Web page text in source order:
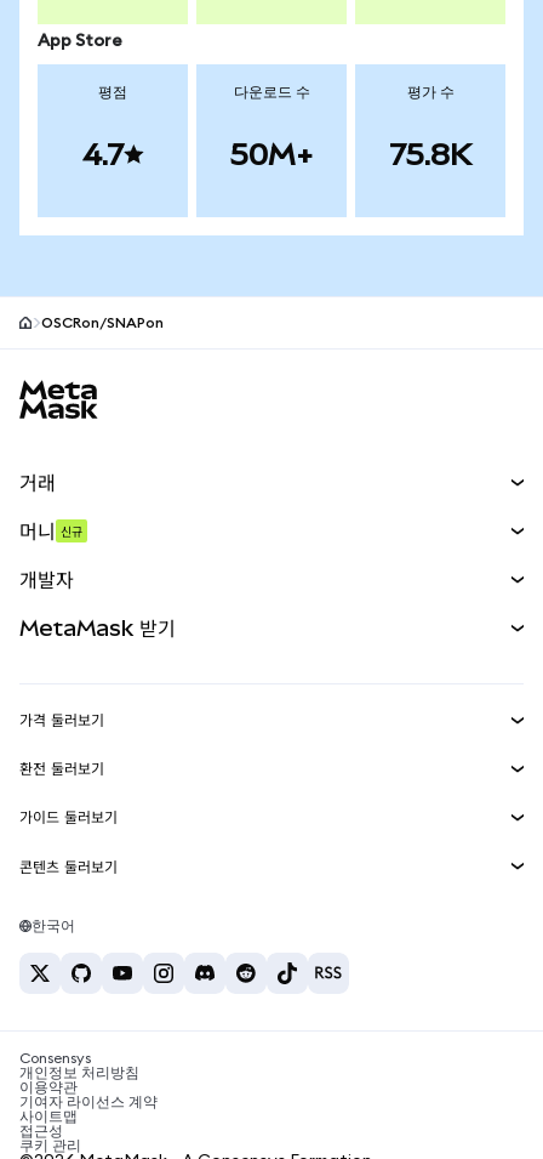
App Store
평점
4.7
다운로드 수
50M+
평가 수
75.8K
OSCRon/SNAPon
거래
무기한 선물
실물자산
머니 신규
개발자
MetaMask Connect
Snaps
웹3 서비스
MetaMask 받기
보안
고객 지원
채용
가격 둘러보기
이더리움 가격
솔라나 가격
테더 가격
환전 둘러보기
ETH를 USD로 환전
USDT를 INR로 환전
BTC를 INR로 환전
ETH를 USDT로 환전
가이드 둘러보기
ETH 매수
USDT 매수
SHIB 매수
BNB 매수
콘텐츠 둘러보기
솔라나 지갑
암호화폐 세금 뉴스
암호화폐 매수 방법
비트코인 매도 방법
한국어
Consensys
개인정보 처리방침
이용약관
기여자 라이선스 계약
사이트맵
접근성
쿠키 관리